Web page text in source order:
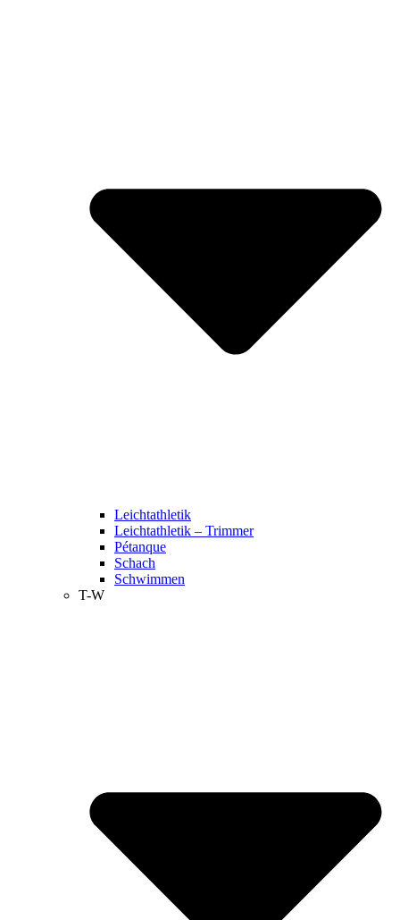
Leichtathletik
Leichtathletik – Trimmer
Pétanque
Schach
Schwimmen
T-W